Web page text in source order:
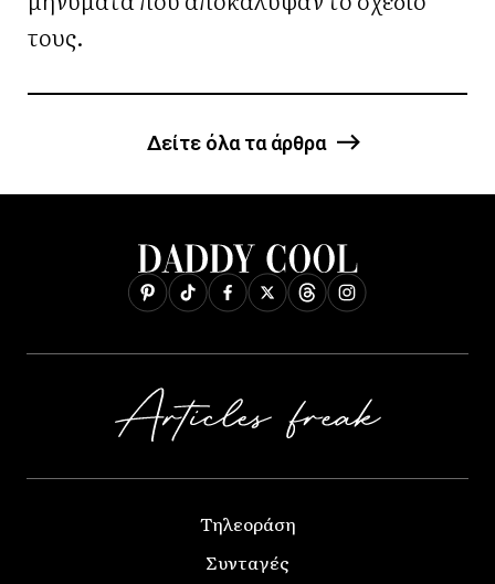
τους.
Δείτε όλα τα άρθρα
Τηλεοράση
Συνταγές